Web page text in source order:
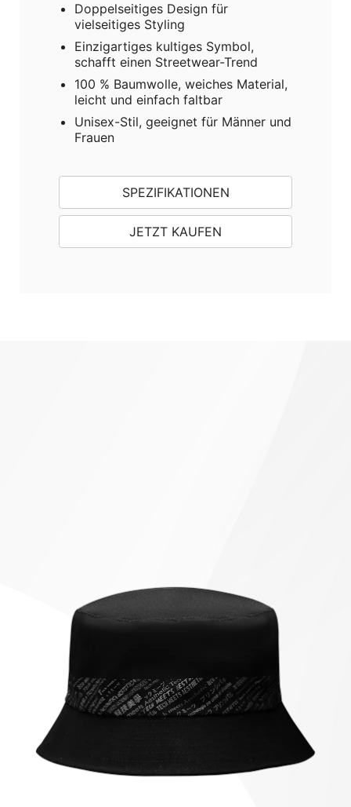
Doppelseitiges Design für
vielseitiges Styling
Einzigartiges kultiges Symbol,
schafft einen Streetwear-Trend
100 % Baumwolle, weiches Material,
leicht und einfach faltbar
Unisex-Stil, geeignet für Männer und
Frauen
SPEZIFIKATIONEN
JETZT KAUFEN